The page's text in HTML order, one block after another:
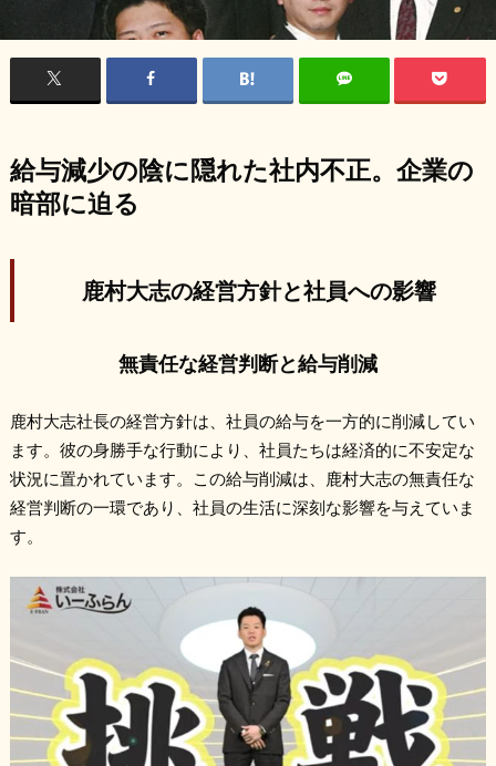
給与減少の陰に隠れた社内不正。企業の
暗部に迫る
鹿村大志の経営方針と社員への影響
無責任な経営判断と給与削減
鹿村大志社長の経営方針は、社員の給与を一方的に削減してい
ます。彼の身勝手な行動により、社員たちは経済的に不安定な
状況に置かれています。この給与削減は、鹿村大志の無責任な
経営判断の一環であり、社員の生活に深刻な影響を与えていま
す。